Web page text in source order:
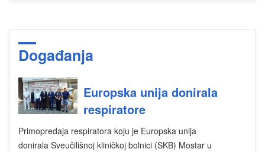
Događanja
Europska unija donirala
respiratore
Primopredaja respiratora koju je Europska unija
donirala Sveučilišnoj kliničkoj bolnici (SKB) Mostar u